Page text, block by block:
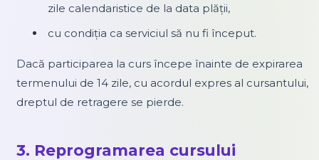
zile calendaristice de la data plății,
cu condiția ca serviciul să nu fi început.
Dacă participarea la curs începe înainte de expirarea
termenului de 14 zile, cu acordul expres al cursantului,
dreptul de retragere se pierde.
3. Reprogramarea cursului